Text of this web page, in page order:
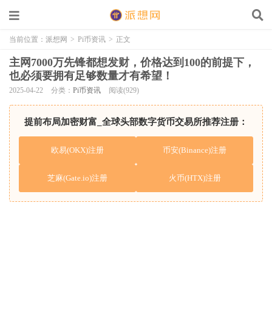
当前位置： 派想网 > Pi币资讯 > 正文
主网7000万先锋都想发财，价格达到100的前提下，
也必须要拥有足够数量才有希望！
2025-04-22 分类： Pi币资讯 阅读(929)
提前布局加密财富_全球头部数字货币交易所推荐注册：
欧易(OKX)注册 币安(Binance)注册
芝麻(Gate.io)注册 火币(HTX)注册